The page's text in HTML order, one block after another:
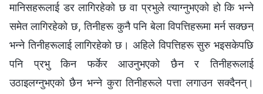
मानिसहरूलाई डर लागिरहेको छ वा प्रभुले त्याग्‍नुभएको हो कि भन्‍ने
समेत लागिरहेको छ, तिनीहरू कुनै पनि बेला विपत्तिहरूमा मर्न सक्छन्
भन्‍ने तिनीहरूलाई लागिरहेको छ। अहिले विपत्तिहरू सुरु भइसकेपछि
पनि प्रभु किन फर्केर आउनुभएको छैन र तिनीहरूलाई
उठाइलग्नुभएको छैन भन्‍ने कुरा तिनीहरूले पत्ता लगाउन सक्दैनन्।